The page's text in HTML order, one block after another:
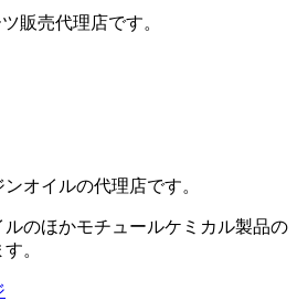
販売代理店です。
オイルの代理店です。
のほかモチュールケミカル製品の
。